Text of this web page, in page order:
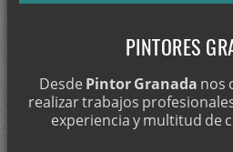
Pintores en Beas de Granada
Pintura en Beas de Guadix
Pintura en Benacebada
Pintura en Benalúa
PINTORES
Desde Pintor Granada nos
realizar trabajos
experiencia y multitud de